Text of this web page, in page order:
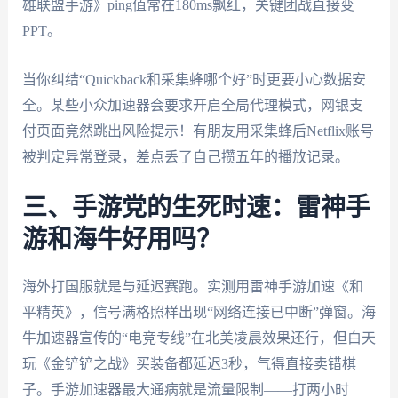
雄联盟手游》ping值常在180ms飘红，关键团战直接变
PPT。
当你纠结“Quickback和采集蜂哪个好”时更要小心数据安
全。某些小众加速器会要求开启全局代理模式，网银支
付页面竟然跳出风险提示！有朋友用采集蜂后Netflix账号
被判定异常登录，差点丢了自己攒五年的播放记录。
三、手游党的生死时速：雷神手
游和海牛好用吗？
海外打国服就是与延迟赛跑。实测用雷神手游加速《和
平精英》，信号满格照样出现“网络连接已中断”弹窗。海
牛加速器宣传的“电竞专线”在北美凌晨效果还行，但白天
玩《金铲铲之战》买装备都延迟3秒，气得直接卖错棋
子。手游加速器最大通病就是流量限制——打两小时